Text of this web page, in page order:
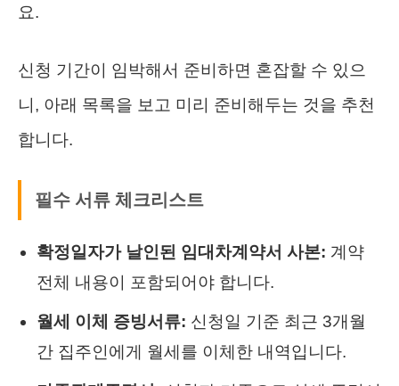
요.
신청 기간이 임박해서 준비하면 혼잡할 수 있으
니, 아래 목록을 보고 미리 준비해두는 것을 추천
합니다.
필수 서류 체크리스트
확정일자가 날인된 임대차계약서 사본: 계약
전체 내용이 포함되어야 합니다.
월세 이체 증빙서류: 신청일 기준 최근 3개월
간 집주인에게 월세를 이체한 내역입니다.